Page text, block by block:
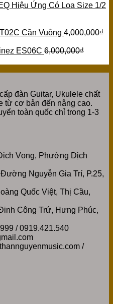
Hiệu Ứng Có Loa Size 1/2
Cần Vuông 4,000,000₫
ES06C 6,000,000₫
đàn Guitar, Ukulele chất
từ cơ bản đến nâng cao.
toàn quốc chỉ trong 1-3
Vọng, Phường Dịch
Nguyễn Gia Trí, P.25,
Quốc Việt, Thị Cầu,
Công Trứ, Hưng Phúc,
/ 0919.421.540
/